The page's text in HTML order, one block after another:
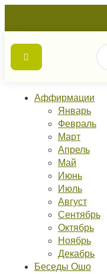
Аффирмации
Январь
Февраль
Март
Апрель
Май
Июнь
Июль
Август
Сентябрь
Октябрь
Ноябрь
Декабрь
Беседы Ошо